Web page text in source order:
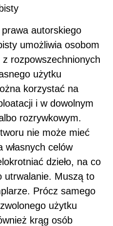
autorskiego
umożliwia osobom
rozpowszechnionych
użytku
korzystać na
i w dowolnym
rozrywkowym.
nie może mieć
własnych celów
dzieło, na co
utrwalanie. Muszą to
Prócz samego
użytku
krąg osób